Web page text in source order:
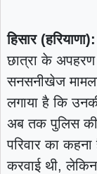
हिसार (हरियाणा):
छात्रा के
सनसनीखेज
लगाया है कि
अब तक पुलिस की
परिवार का
करवाई थी,